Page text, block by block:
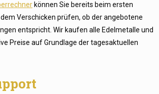
können Sie bereits beim ersten
Verschicken prüfen, ob der angebotene
entspricht. Wir kaufen alle Edelmetalle und
Preise auf Grundlage der tagesaktuellen